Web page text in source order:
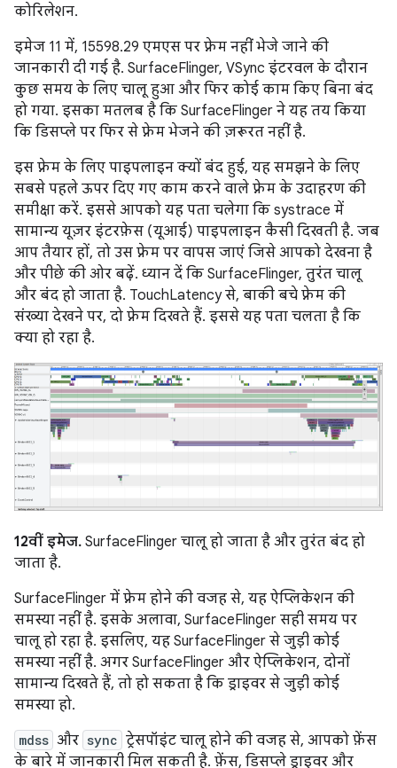
कोरिलेशन.
इमेज 11 में, 15598.29 एमएस पर फ़्रेम नहीं भेजे जाने की
जानकारी दी गई है. SurfaceFlinger, VSync इंटरवल के दौरान
कुछ समय के लिए चालू हुआ और फिर कोई काम किए बिना बंद
हो गया. इसका मतलब है कि SurfaceFlinger ने यह तय किया
कि डिसप्ले पर फिर से फ़्रेम भेजने की ज़रूरत नहीं है.
इस फ़्रेम के लिए पाइपलाइन क्यों बंद हुई, यह समझने के लिए
सबसे पहले ऊपर दिए गए काम करने वाले फ़्रेम के उदाहरण की
समीक्षा करें. इससे आपको यह पता चलेगा कि systrace में
सामान्य यूज़र इंटरफ़ेस (यूआई) पाइपलाइन कैसी दिखती है. जब
आप तैयार हों, तो उस फ़्रेम पर वापस जाएं जिसे आपको देखना है
और पीछे की ओर बढ़ें. ध्यान दें कि SurfaceFlinger, तुरंत चालू
और बंद हो जाता है. TouchLatency से, बाकी बचे फ़्रेम की
संख्या देखने पर, दो फ़्रेम दिखते हैं. इससे यह पता चलता है कि
क्या हो रहा है.
12वीं इमेज. SurfaceFlinger चालू हो जाता है और तुरंत बंद हो
जाता है.
SurfaceFlinger में फ़्रेम होने की वजह से, यह ऐप्लिकेशन की
समस्या नहीं है. इसके अलावा, SurfaceFlinger सही समय पर
चालू हो रहा है. इसलिए, यह SurfaceFlinger से जुड़ी कोई
समस्या नहीं है. अगर SurfaceFlinger और ऐप्लिकेशन, दोनों
सामान्य दिखते हैं, तो हो सकता है कि ड्राइवर से जुड़ी कोई
समस्या हो.
mdss और sync ट्रेसपॉइंट चालू होने की वजह से, आपको फ़ेंस
के बारे में जानकारी मिल सकती है. फ़ेंस, डिसप्ले ड्राइवर और